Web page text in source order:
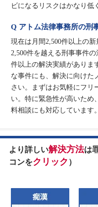
ビになるリスクはかなり低
Q アトム法律事務所の刑
現在は月間2,500件以上の
2,500件を越える刑事事件
件以上の解決実績がありま
な事件にも、解決に向けた
さい。まずはお気軽にフリ
い。特に緊急性が高いため
料相談にも対応しています。
より詳しい解決方法は
コンをクリック ）